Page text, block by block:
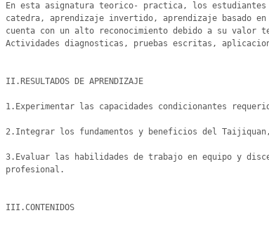
En esta asignatura teorico- practica, los
catedra, aprendizaje invertido, aprendizaje basado
cuenta con un alto reconocimiento debido a su
Actividades diagnosticas, pruebas escritas,
II.RESULTADOS DE APRENDIZAJE
1.Experimentar las capacidades condicionantes
2.Integrar los fundamentos y beneficios del
3.Evaluar las habilidades de trabajo en equipo y
profesional.
III.CONTENIDOS